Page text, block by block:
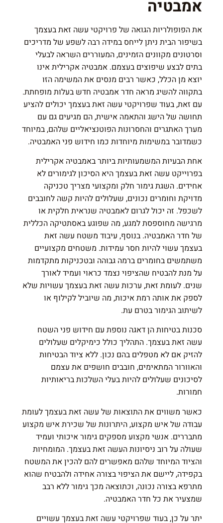
אמבטיה
את הפופולריות הגואה של פרויקטי עשה זאת בעצמך
בשיפור הבית ניתן לייחס במידה רבה לשפע של מדריכים
וסרטונים מקוונים הזמינים, המעוררים השראה לבעלי
בתים לבצע שיפוצים בעצמם. אמבטיה אקרילית אינו
יוצא מן הכלל, כאשר רבים מנסים את המשימה הזו
בתקווה להשיג מראה חדר אמבטיה חדש בעלות מופחתת.
עם זאת, בעוד שפרויקטי עשה זאת בעצמך יכולים להציע
תחושה של הישג והתאמה אישית, הם מגיעים גם עם
מערך האתגרים והחסרונות הפוטנציאליים שלהם, במיוחד
כשמדובר במשימות מיוחדות כמו חידוש פני האמבטיה.
אחת הבעיות המשמעותיות ביותר באמבטיה אקרילית
בפרוייקט עשה זאת בעצמך היא הסיכון לגימורים לא
אחידים. השגת גימור חלק ומקצועי מצריך טכניקה
מדויקת וחומרים נכונים, שעלולים להיות קשה לחובבים
לשכפל. זה יכול לגרום לאמבטיה שנראית חלקית או
מרגישה מחוספסת למגע, מה שפוגע באסתטיקה הכללית
של חדר האמבטיה. בנוסף, עיבוד משטח עשה זאת
בעצמך עשוי להיות חסר עמידות. משטחים מקצועיים
משתמשים בחומרים ברמה גבוהה ובטכניקות מתקדמות
על מנת להבטיח שהציפוי נצמד כראוי ועמיד לאורך
שנים. לעומת זאת, ערכות עשה זאת בעצמך עשויות שלא
לספק את אותה רמת איכות, מה שיוביל לקילוף או
לשיתוב הגימור בטרם עת.
סכנות בטיחות הן דאגה נוספת עם חידוש פני השטח
עשה זאת בעצמך. התהליך כולל כימיקלים שעלולים
להזיק אם לא מטפלים בהם נכון. ללא ציוד הבטיחות
והאוורור המתאימים, חובבים חושפים את עצמם
לסיכונים שעלולים להיות בעלי השלכות בריאותיות
חמורות.
כאשר משווים את התוצאות של עשה זאת בעצמך לעומת
עבודה של איש מקצוע, היתרונות של שכירת איש מקצוע
מתבררים. אנשי מקצוע מספקים גימור איכותי ועמיד
שעולה על רוב ניסיונות העשה זאת בעצמך. המומחיות
והציוד המיוחד שלהם מאפשרים להם להכין את המשטח
בקפידה, ליישם את הציפוי בצורה אחידה ולהבטיח שהוא
מתרפא בצורה נכונה, וכתוצאה מכך גימור ללא רבב
שמצעיר את כל חדר האמבטיה.
יתר על כן, בעוד שפרויקטי עשה זאת בעצמך עשויים